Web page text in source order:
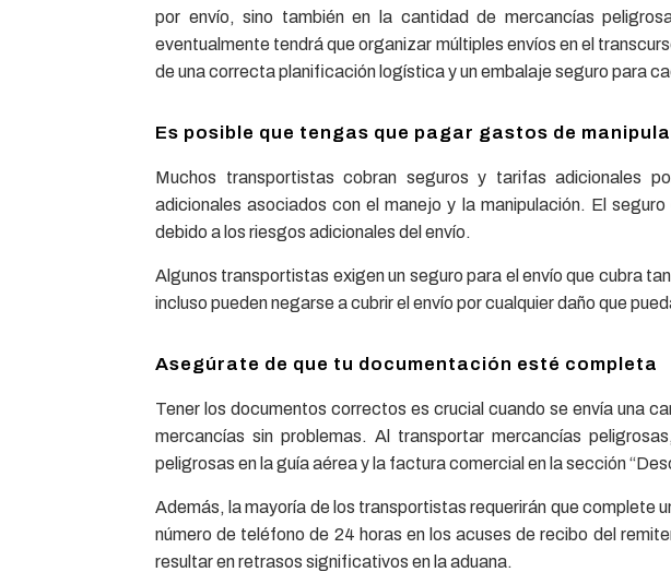
por envío, sino también en la cantidad de mercancías
eventualmente tendrá que organizar múltiples envíos en el
de una correcta planificación logística y un embalaje seguro para
Es posible que tengas que pagar gastos de
Muchos transportistas cobran seguros y tarifas adicionales
adicionales asociados con el manejo y la manipulación. El
debido a los riesgos adicionales del envío.
Algunos transportistas exigen un seguro para el envío que cubra
incluso pueden negarse a cubrir el envío por cualquier daño que
Asegúrate de que tu documentación esté completa
Tener los documentos correctos es crucial cuando se envía una
mercancías sin problemas. Al transportar mercancías
peligrosas en la guía aérea y la factura comercial en la sección
Además, la mayoría de los transportistas requerirán que complete
número de teléfono de 24 horas en los acuses de recibo del
resultar en retrasos significativos en la aduana.